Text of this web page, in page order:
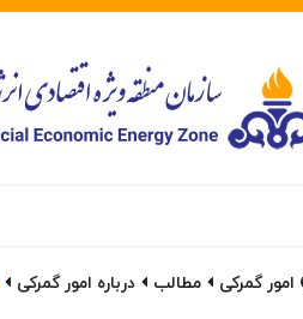
امور گمرکی مطالب درباره امور گمرکی